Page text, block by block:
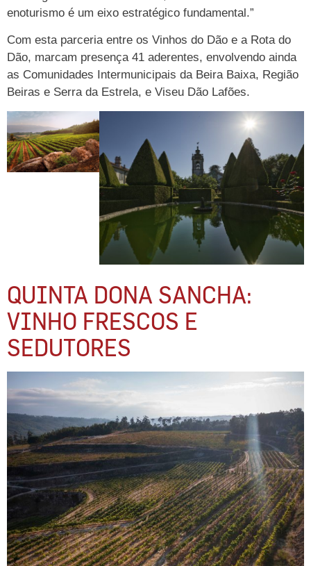
enoturismo é um eixo estratégico fundamental.”
Com esta parceria entre os Vinhos do Dão e a Rota do
Dão, marcam presença 41 aderentes, envolvendo ainda
as Comunidades Intermunicipais da Beira Baixa, Região
Beiras e Serra da Estrela, e Viseu Dão Lafões.
QUINTA DONA SANCHA:
VINHO FRESCOS E
SEDUTORES